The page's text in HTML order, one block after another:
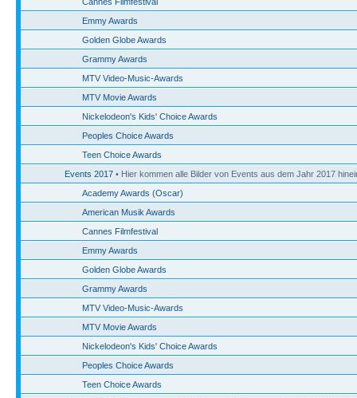
Emmy Awards
Golden Globe Awards
Grammy Awards
MTV Video-Music-Awards
MTV Movie Awards
Nickelodeon's Kids' Choice Awards
Peoples Choice Awards
Teen Choice Awards
Events 2017 • Hier kommen alle Bilder von Events aus dem Jahr 2017
Academy Awards (Oscar)
American Musik Awards
Cannes Filmfestival
Emmy Awards
Golden Globe Awards
Grammy Awards
MTV Video-Music-Awards
MTV Movie Awards
Nickelodeon's Kids' Choice Awards
Peoples Choice Awards
Teen Choice Awards